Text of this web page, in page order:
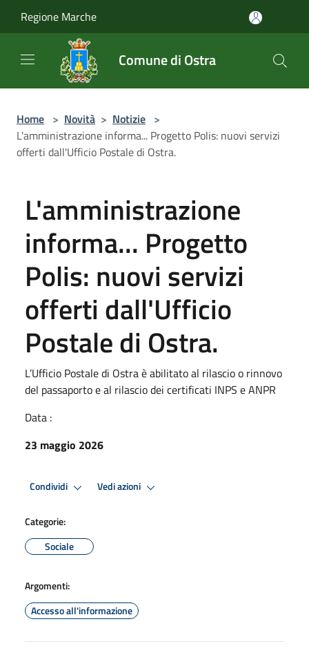
Regione Marche
Comune di Ostra
Home > Novità > Notizie >
L'amministrazione informa... Progetto Polis: nuovi servizi
offerti dall'Ufficio Postale di Ostra.
L'amministrazione
informa... Progetto
Polis: nuovi servizi
offerti dall'Ufficio
Postale di Ostra.
L’Ufficio Postale di Ostra è abilitato al rilascio o rinnovo
del passaporto e al rilascio dei certificati INPS e ANPR
Data :
23 maggio 2026
Condividi Vedi azioni
Categorie:
Sociale
Argomenti:
Accesso all'informazione